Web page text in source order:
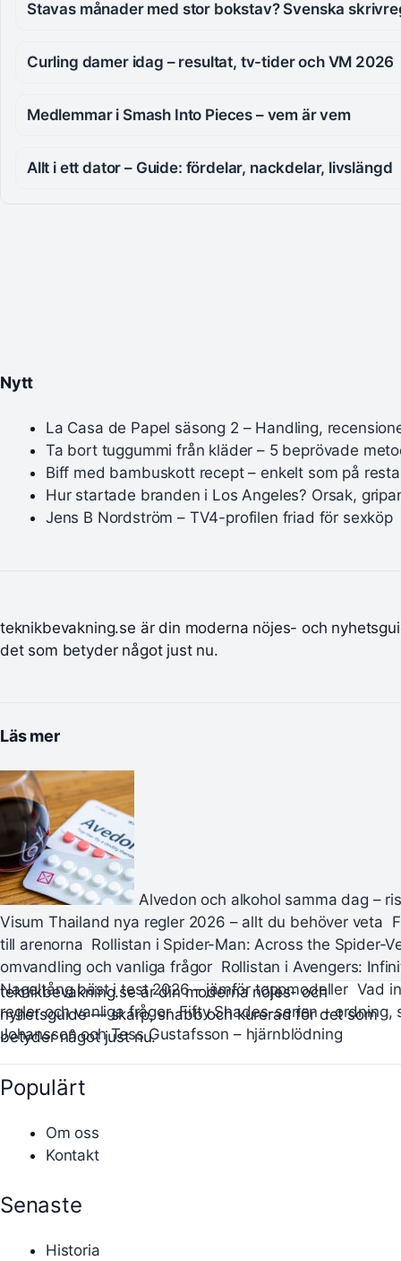
Stavas månader med stor bokstav? Svenska
Curling damer idag – resultat, tv-tider och VM 2026
Medlemmar i Smash Into Pieces – vem är vem
Allt i ett dator – Guide: fördelar, nackdelar, livslängd
Nytt
La Casa de Papel säsong 2 – Handling,
Ta bort tuggummi från kläder – 5 beprövade
Biff med bambuskott recept – enkelt som på
Hur startade branden i Los Angeles? Orsak,
Jens B Nordström – TV4-profilen friad för sexköp
teknikbevakning.se är din moderna nöjes- och
det som betyder något just nu.
Läs mer
Alvedon och alkohol samma dag –
Visum Thailand nya regler 2026 – allt du behöver veta
till arenorna Rollistan i Spider-Man: Across the Spider-
omvandling och vanliga frågor Rollistan i Avengers:
Nageltång bäst i test 2026 – jämför toppmodeller Vad
regler och vanliga frågor Fifty Shades-serien – ordning,
Johansson och Tess Gustafsson – hjärnblödning
teknikbevakning.se är din moderna nöjes- och
nyhetsguide — skarp, snabb och kurerad för det som
betyder något just nu.
Populärt
Om oss
Kontakt
Senaste
Historia